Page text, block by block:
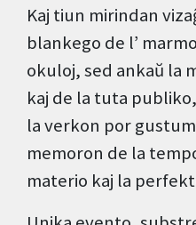
Kaj tiun mirindan
blankego de l’
okuloj, sed ankaŭ la
kaj de la tuta
la verkon por
memoron de la
materio kaj la